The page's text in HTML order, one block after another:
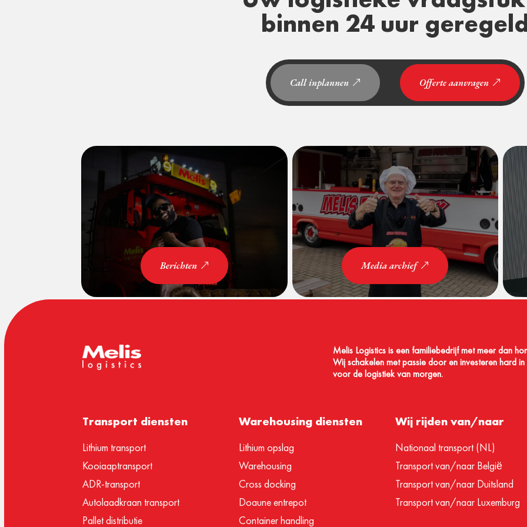
binnen 24 uur
Call inplannen Offerte aanvragen
Berichten Media archief
Melis Logistics is een familiebedrijf met meer dan
Wij schakelen met passie door en investeren hard
voor de logistiek van morgen.
Transport diensten
Lithium transport
Kooiaaptransport
ADR-transport
Autolaadkraan transport
Pallet distributie
Warehousing diensten
Lithium opslag
Warehousing
Cross docking
Doaune entrepot
Container handling
Wij rijden van/naar
Nationaal transport (NL)
Transport van/naar België
Transport van/naar Duitsland
Transport van/naar Luxemburg